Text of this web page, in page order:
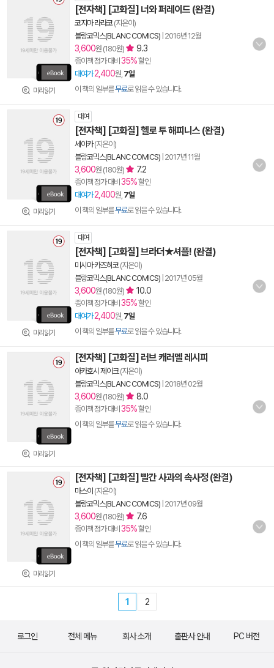
미리읽기
[전자책] [고화질] 너와 퍼레이드 (완결)
코지마 라라코(지은이)
블랑코믹스(BLANC COMICS) 2016년 12월
3,600원 (180원) 9.3
종이책 정가 대비 35%할인
대여가 2,400원, 7일
이 책의 일부를무료로 읽을 수 있습니다.
미리읽기
대여
[전자책] [고화질] 헬로 투 해피니스 (완결)
세이카(지은이)
블랑코믹스(BLANC COMICS) 2017년 11월
3,600원 (180원) 7.2
종이책 정가 대비 35%할인
대여가 2,400원, 7일
이 책의 일부를무료로 읽을 수 있습니다.
미리읽기
대여
[전자책] [고화질] 브라더★셔플! (완결)
미시마 카즈히코(지은이)
블랑코믹스(BLANC COMICS) 2017년 05월
3,600원 (180원) 10.0
종이책 정가 대비 35%할인
대여가 2,400원, 7일
이 책의 일부를무료로 읽을 수 있습니다.
미리읽기
[전자책] [고화질] 러브 캐러멜 레시피
아카호시 제이크(지은이)
블랑코믹스(BLANC COMICS) 2018년 02월
3,600원 (180원) 8.0
종이책 정가 대비 35%할인
이 책의 일부를무료로 읽을 수 있습니다.
미리읽기
[전자책] [고화질] 빨간 사과의 속사정 (완결)
마스이 (지은이)
블랑코믹스(BLANC COMICS) 2017년 09월
3,600원 (180원) 7.6
종이책 정가 대비 35%할인
이 책의 일부를무료로 읽을 수 있습니다.
1 2
로그인 전체 메뉴 회사 소개 출판사 안내 PC 버전